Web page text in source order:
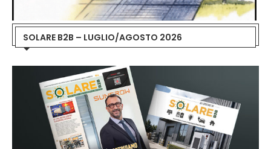
SOLARE B2B – LUGLIO/AGOSTO 2026